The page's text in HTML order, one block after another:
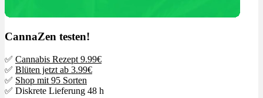
CannaZen testen!
✅ Cannabis Rezept 9.99€
✅ Blüten jetzt ab 3.99€
✅ Shop mit 95 Sorten
✅ Diskrete Lieferung 48 h